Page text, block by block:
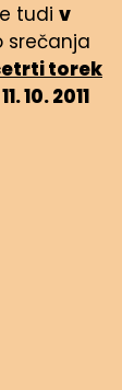
tudi v
srečanja
torek
10. 2011